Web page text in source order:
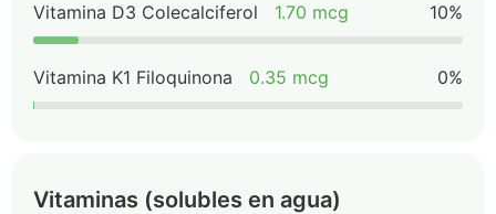
Vitamina D3 Colecalciferol 1.70 mcg 10%
Vitamina K1 Filoquinona 0.35 mcg 0%
Vitaminas (solubles en agua)